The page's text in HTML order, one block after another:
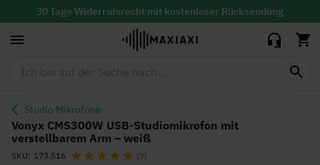
30 Tage Widerrufsrecht mit kostenloser Rücksendung
Lieferzeit: 1-2 Werktage
Studio Mikrofone
mit
verstellbarem
Arm – weiß
37,00 €
47,95 €
Vonyx CMS300W USB-Studiomikrofon mit
verstellbarem Arm – weiß
SKU 173.516 Bewertung: (7)